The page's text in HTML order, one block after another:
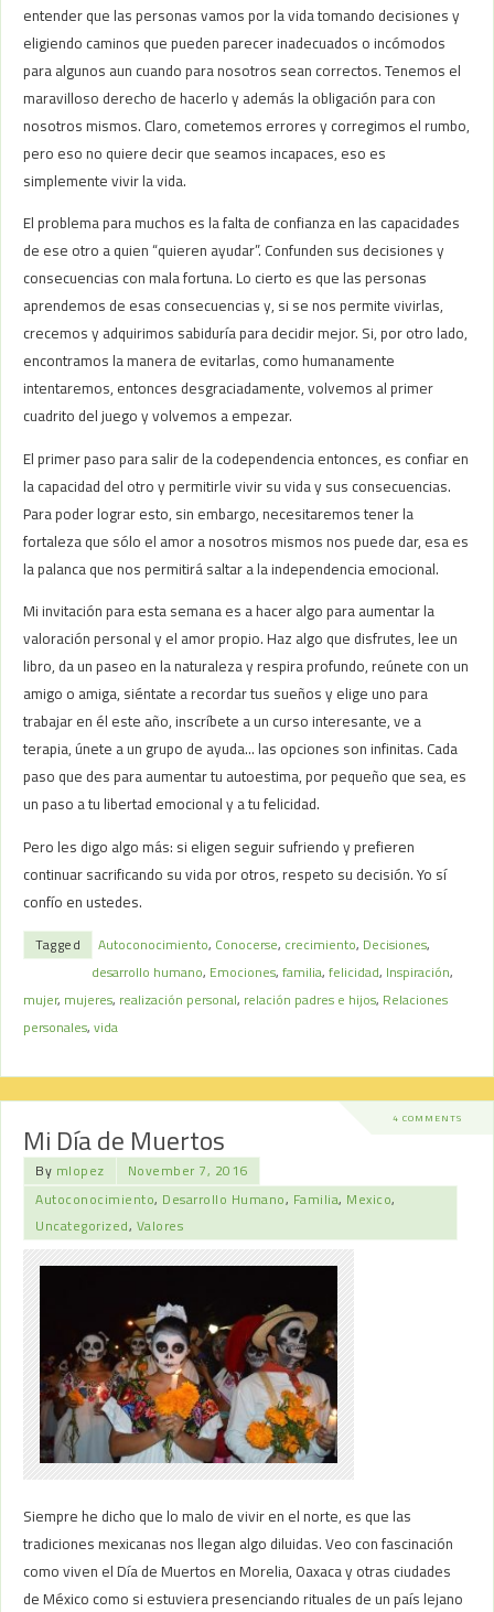
entender que las personas vamos por la vida tomando decisiones y
eligiendo caminos que pueden parecer inadecuados o incómodos
para algunos aun cuando para nosotros sean correctos. Tenemos el
maravilloso derecho de hacerlo y además la obligación para con
nosotros mismos. Claro, cometemos errores y corregimos el rumbo,
pero eso no quiere decir que seamos incapaces, eso es
simplemente vivir la vida.
El problema para muchos es la falta de confianza en las capacidades
de ese otro a quien “quieren ayudar”. Confunden sus decisiones y
consecuencias con mala fortuna. Lo cierto es que las personas
aprendemos de esas consecuencias y, si se nos permite vivirlas,
crecemos y adquirimos sabiduría para decidir mejor. Si, por otro lado,
encontramos la manera de evitarlas, como humanamente
intentaremos, entonces desgraciadamente, volvemos al primer
cuadrito del juego y volvemos a empezar.
El primer paso para salir de la codependencia entonces, es confiar en
la capacidad del otro y permitirle vivir su vida y sus consecuencias.
Para poder lograr esto, sin embargo, necesitaremos tener la
fortaleza que sólo el amor a nosotros mismos nos puede dar, esa es
la palanca que nos permitirá saltar a la independencia emocional.
Mi invitación para esta semana es a hacer algo para aumentar la
valoración personal y el amor propio. Haz algo que disfrutes, lee un
libro, da un paseo en la naturaleza y respira profundo, reúnete con un
amigo o amiga, siéntate a recordar tus sueños y elige uno para
trabajar en él este año, inscríbete a un curso interesante, ve a
terapia, únete a un grupo de ayuda… las opciones son infinitas. Cada
paso que des para aumentar tu autoestima, por pequeño que sea, es
un paso a tu libertad emocional y a tu felicidad.
Pero les digo algo más: si eligen seguir sufriendo y prefieren
continuar sacrificando su vida por otros, respeto su decisión. Yo sí
confío en ustedes.
Tagged Autoconocimiento, Conocerse, crecimiento, Decisiones,
desarrollo humano, Emociones,familia,felicidad, Inspiración,
mujer, mujeres, realización personal, relación padres e hijos, Relaciones
personales,vida
4 COMMENTS
Mi Día de Muertos
By mlopez
November 7, 2016
Autoconocimiento, Desarrollo Humano, Familia, Mexico,
Uncategorized, Valores
Siempre he dicho que lo malo de vivir en el norte, es que las
tradiciones mexicanas nos llegan algo diluidas. Veo con fascinación
como viven el Día de Muertos en Morelia, Oaxaca y otras ciudades
de México como si estuviera presenciando rituales de un país lejano